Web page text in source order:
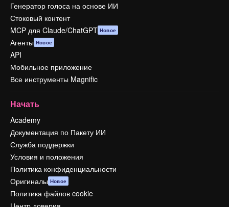
Генератор голоса на основе ИИ
Стоковый контент
MCP для Claude/ChatGPT Новое
Агенты Новое
API
Мобильное приложение
Все инструменты Magnific
Начать
Academy
Документация по Пакету ИИ
Служба поддержки
Условия и положения
Политика конфиденциальности
Оригиналы Новое
Политика файлов cookie